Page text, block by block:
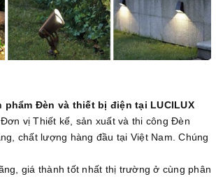
phẩm Đèn và thiết bị điện tại LUCILUX
vị Thiết kế, sản xuất và thi công Đèn
chất lượng hàng đầu tại Việt Nam. Chúng
giá thành tốt nhất thị trường ở cùng phân